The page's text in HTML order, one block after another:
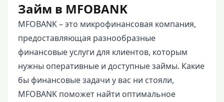
Займ в MFOBANK
MFOBANK – это микрофинансовая компания,
предоставляющая разнообразные
финансовые услуги для клиентов, которым
нужны оперативные и доступные займы. Какие
бы финансовые задачи у вас ни стояли,
MFOBANK поможет найти оптимальное